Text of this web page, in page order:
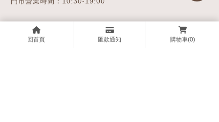
回首頁 匯款通知 購物車(0)
關於我們 購物商城
技術支援